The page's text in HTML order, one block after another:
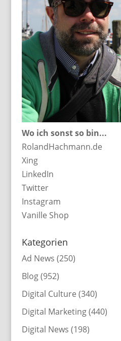
Wo ich sonst so bin...
RolandHachmann.de
Xing
LinkedIn
Twitter
Instagram
Vanille Shop
Kategorien
Ad News (250)
Blog(952)
Digital Culture (340)
Digital Marketing(440)
Digital News (198)